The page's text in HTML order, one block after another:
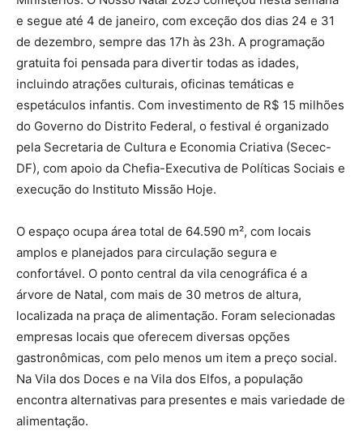
e segue até 4 de janeiro, com exceção dos dias 24 e 31
de dezembro, sempre das 17h às 23h. A programação
gratuita foi pensada para divertir todas as idades,
incluindo atrações culturais, oficinas temáticas e
espetáculos infantis. Com investimento de R$ 15 milhões
do Governo do Distrito Federal, o festival é organizado
pela Secretaria de Cultura e Economia Criativa (Secec-
DF), com apoio da Chefia-Executiva de Políticas Sociais e
execução do Instituto Missão Hoje.
O espaço ocupa área total de 64.590 m², com locais
amplos e planejados para circulação segura e
confortável. O ponto central da vila cenográfica é a
árvore de Natal, com mais de 30 metros de altura,
localizada na praça de alimentação. Foram selecionadas
empresas locais que oferecem diversas opções
gastronômicas, com pelo menos um item a preço social.
Na Vila dos Doces e na Vila dos Elfos, a população
encontra alternativas para presentes e mais variedade de
alimentação.